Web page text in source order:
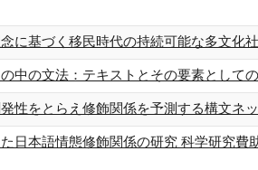
に基づく移民時代の持続可能な多文化
中の文法：テキストとその要素として
性をとらえ修飾関係を予測する構文ネ
日本語情態修飾関係の研究 科学研究